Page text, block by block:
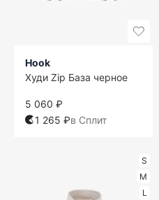
Hook
Худи Zip База черное
5 060 ₽
1 265 ₽в Сплит
S
M
L